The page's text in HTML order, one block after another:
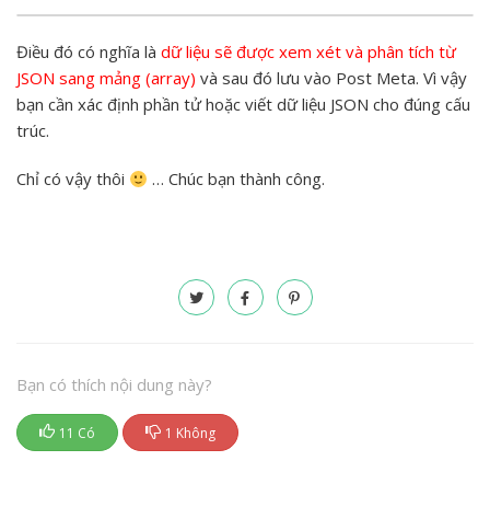
Điều đó có nghĩa là dữ liệu sẽ được xem xét và phân tích từ
JSON sang mảng (array) và sau đó lưu vào Post Meta. Vì vậy
bạn cần xác định phần tử hoặc viết dữ liệu JSON cho đúng cấu
trúc.
Chỉ có vậy thôi … Chúc bạn thành công.
Bạn có thích nội dung này?
11 Có 1 Không